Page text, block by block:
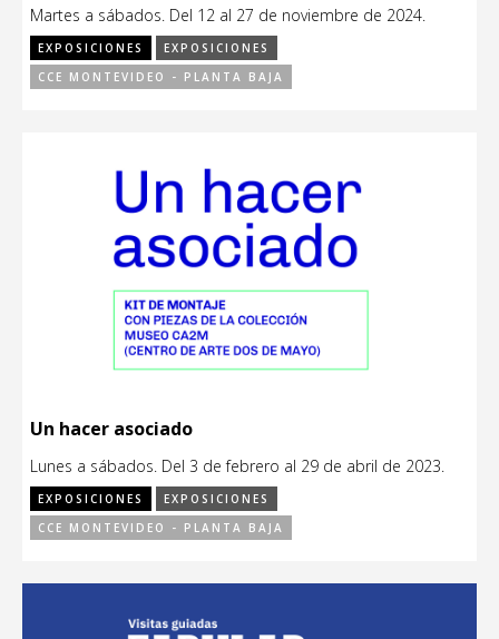
Martes a sábados. Del 12 al 27 de noviembre de 2024.
EXPOSICIONES
EXPOSICIONES
CCE MONTEVIDEO - PLANTA BAJA
Un hacer asociado
Lunes a sábados. Del 3 de febrero al 29 de abril de 2023.
EXPOSICIONES
EXPOSICIONES
CCE MONTEVIDEO - PLANTA BAJA